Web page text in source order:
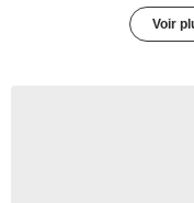
Voir